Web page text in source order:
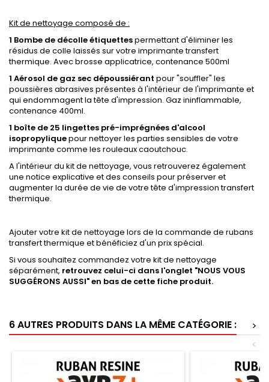
Kit de nettoyage composé de :
1 Bombe de décolle étiquettespermettant d'éliminer les
résidus de colle laissés sur votre imprimante transfert
thermique. Avec brosse applicatrice, contenance 500ml
1 Aérosol de gaz sec dépoussiérant pour "souffler" les
poussières abrasives présentes à l'intérieur de l'imprimante et
qui endommagent la tête d'impression. Gaz ininflammable,
contenance 400ml.
1 boîte de 25 lingettes pré-imprégnées d'alcool
isopropyliquepour nettoyer les parties sensibles de votre
imprimante comme les rouleaux caoutchouc.
A l'intérieur du kit de nettoyage, vous retrouverez également
une notice explicative et des conseils pour préserver et
augmenter la durée de vie de votre tête d'impression transfert
thermique.
Ajouter votre kit de nettoyage lors de la commande de rubans
transfert thermique et bénéficiez d'un prix spécial.
Si vous souhaitez commandez votre kit de nettoyage
séparément, retrouvez celui-ci dans l'onglet "NOUS VOUS
SUGGÉRONS AUSSI" en bas de cette fiche produit.
6 AUTRES PRODUITS DANS LA MÊME CATÉGORIE :
>
<